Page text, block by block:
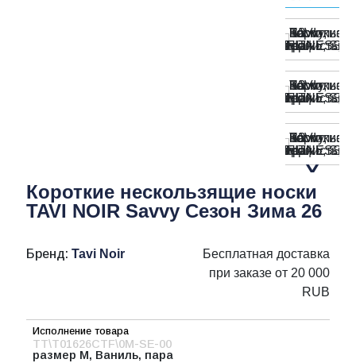
Короткие нескользящие носки
TAVI NOIR Savvy Сезон Зима 26
Бренд: Tavi Noir
Бесплатная доставка
при заказе от 20 000
RUB
TT\T01626CTF\0M-SE-00
размер M, Ваниль, пара